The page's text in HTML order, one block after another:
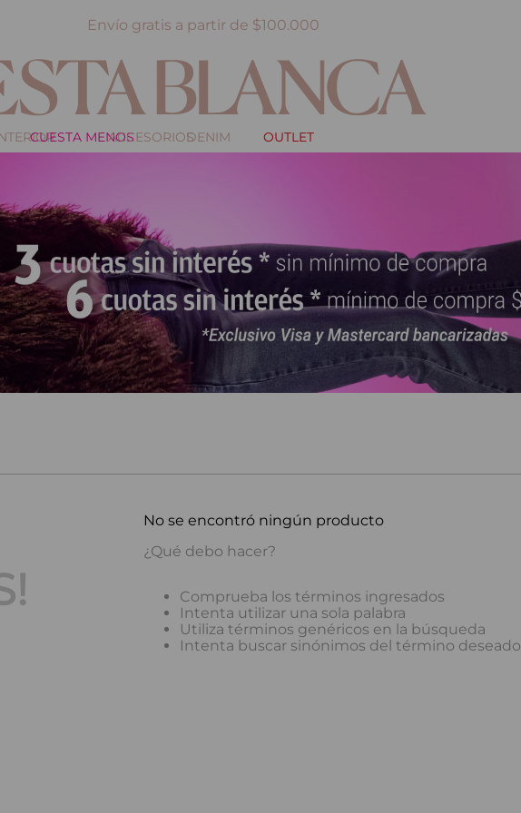
Envío gratis a partir de $100.000
CUESTA MENOSACCESORIOSDENIM OUTLET
No se encontró ningún producto
¿Qué debo hacer?
Comprueba los términos ingresados
Intenta utilizar una sola palabra
Utiliza términos genéricos en la búsqueda
Intenta buscar sinónimos del término deseado